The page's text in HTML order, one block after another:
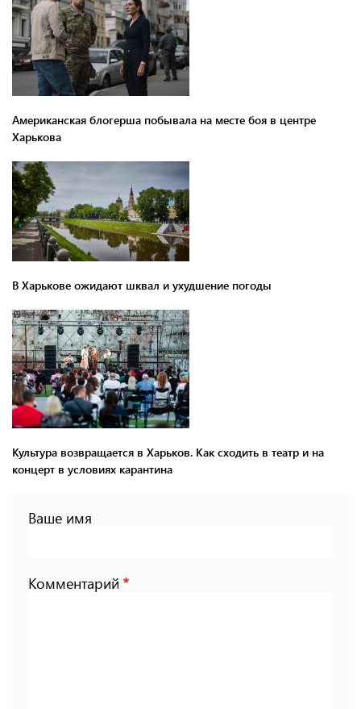
Американская блогерша побывала на месте боя в центре
Харькова
В Харькове ожидают шквал и ухудшение погоды
Культура возвращается в Харьков. Как сходить в театр и на
концерт в условиях карантина
Ваше имя
Комментарий